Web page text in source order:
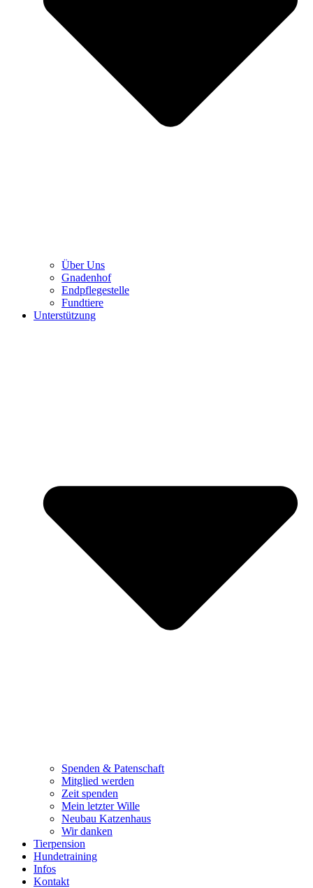
Über Uns
Gnadenhof
Endpflegestelle
Fundtiere
Unterstützung
Spenden & Patenschaft
Mitglied werden
Zeit spenden
Mein letzter Wille
Neubau Katzenhaus
Wir danken
Tierpension
Hundetraining
Infos
Kontakt